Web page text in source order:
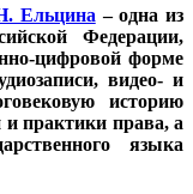
Ельцина – одна из
Федерации,
цифровой форме
видео- и
историю
и практики права, а
языка